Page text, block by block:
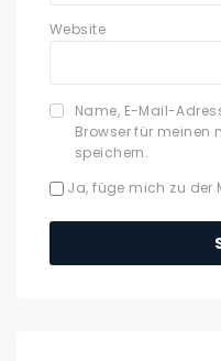
Website
Name, E-Mail-
Browser für meinen
speichern.
Ja, füge mich zu der